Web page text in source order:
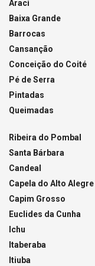
Araci
Baixa Grande
Barrocas
Cansanção
Conceição do Coité
Pé de Serra
Pintadas
Queimadas
Ribeira do Pombal
Santa Bárbara
Candeal
Capela do Alto Alegre
Capim Grosso
Euclides da Cunha
Ichu
Itaberaba
Itiuba